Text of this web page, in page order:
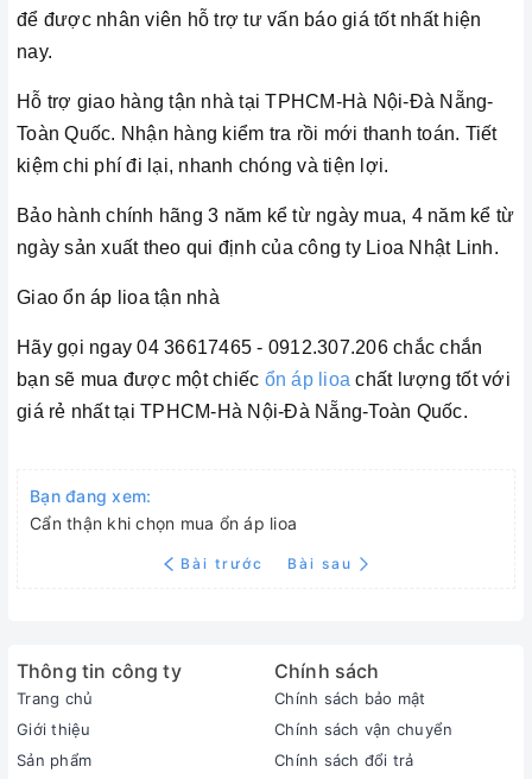
để được nhân viên hỗ trợ tư vấn báo giá tốt nhất hiện
nay.
Hỗ trợ giao hàng tận nhà tại TPHCM-Hà Nội-Đà Nẵng-
Toàn Quốc. Nhận hàng kiểm tra rồi mới thanh toán. Tiết
kiệm chi phí đi lại, nhanh chóng và tiện lợi.
Bảo hành chính hãng 3 năm kể từ ngày mua, 4 năm kể từ
ngày sản xuất theo qui định của công ty Lioa Nhật Linh.
Giao ổn áp lioa tận nhà
Hãy gọi ngay 04 36617465 - 0912.307.206 chắc chắn
bạn sẽ mua được một chiếc ổn áp lioa chất lượng tốt với
giá rẻ nhất tại TPHCM-Hà Nội-Đà Nẵng-Toàn Quốc.
Bạn đang xem:
Cẩn thận khi chọn mua ổn áp lioa
Bài trước Bài sau
Thông tin công ty
Trang chủ
Giới thiệu
Sản phẩm
Chính sách
Chính sách bảo mật
Chính sách vận chuyển
Chính sách đổi trả